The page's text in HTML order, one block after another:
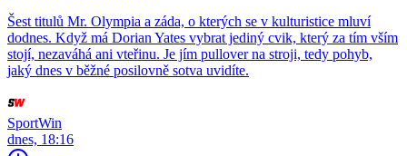
Šest titulů Mr. Olympia a záda, o kterých se v kulturistice mluví
dodnes. Když má Dorian Yates vybrat jediný cvik, který za tím vším
stojí, nezaváhá ani vteřinu. Je jím pullover na stroji, tedy pohyb,
jaký dnes v běžné posilovně sotva uvidíte.
SportWin
dnes, 18:16